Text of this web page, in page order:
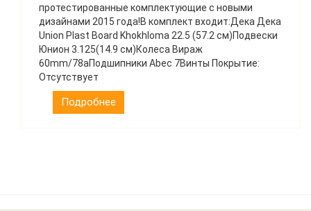
протестированные комплектующие с новыми
дизайнами 2015 года!В комплект входит:Дека Дека
Union Plast Board Khokhloma 22.5 (57.2 см)Подвески
Юнион 3.125(14.9 см)Колеса Вираж
60mm/78aПодшипники Abec 7Винты Покрытие:
Отсутствует
Подробнее